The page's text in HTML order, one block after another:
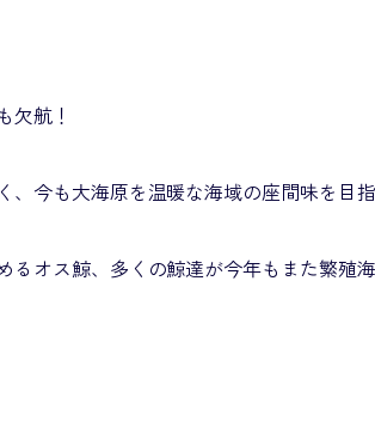
欠航！
今も大海原を温暖な海域の座間味を目
オス鯨、多くの鯨達が今年もまた繁殖